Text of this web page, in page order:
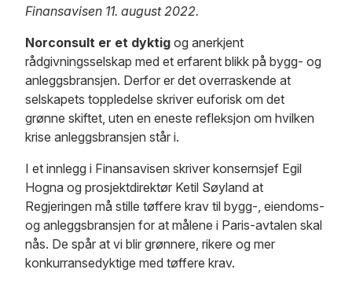
Finansavisen 11. august 2022.
Norconsult er et dyktig og anerkjent
rådgivningsselskap med et erfarent blikk på bygg- og
anleggsbransjen. Derfor er det overraskende at
selskapets toppledelse skriver euforisk om det
grønne skiftet, uten en eneste refleksjon om hvilken
krise anleggsbransjen står i.
I et innlegg i Finansavisen skriver konsernsjef Egil
Hogna og prosjektdirektør Ketil Søyland at
Regjeringen må stille tøffere krav til bygg-, eiendoms-
og anleggsbransjen for at målene i Paris-avtalen skal
nås. De spår at vi blir grønnere, rikere og mer
konkurransedyktige med tøffere krav.